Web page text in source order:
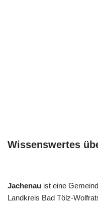
Wissenswertes
Jachenau ist eine
Landkreis Bad Tölz-